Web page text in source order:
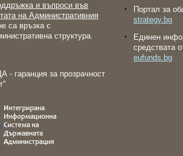
и въпроси във
на Административния
са връзка с
структура.
- гаранция за прозрачност
Портал за
strategy.bg
Eдинен
средствата
eufunds.bg